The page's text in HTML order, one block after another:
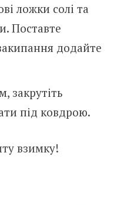
ложки солі та
Поставте
додайте
закрутіть
під ковдрою.
взимку!